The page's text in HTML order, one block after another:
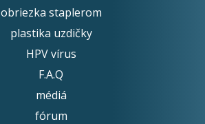
obriezka staplerom
plastika uzdičky
HPV vírus
F.A.Q
médiá
fórum